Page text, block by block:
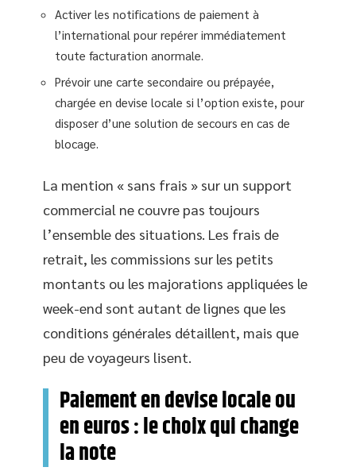
Activer les notifications de paiement à
l’international pour repérer immédiatement
toute facturation anormale.
Prévoir une carte secondaire ou prépayée,
chargée en devise locale si l’option existe, pour
disposer d’une solution de secours en cas de
blocage.
La mention « sans frais » sur un support
commercial ne couvre pas toujours
l’ensemble des situations. Les frais de
retrait, les commissions sur les petits
montants ou les majorations appliquées le
week-end sont autant de lignes que les
conditions générales détaillent, mais que
peu de voyageurs lisent.
Paiement en devise locale ou
en euros : le choix qui change
la note